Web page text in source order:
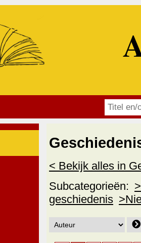
< Bekijk alles in
Subcategorieën:
geschiedenis